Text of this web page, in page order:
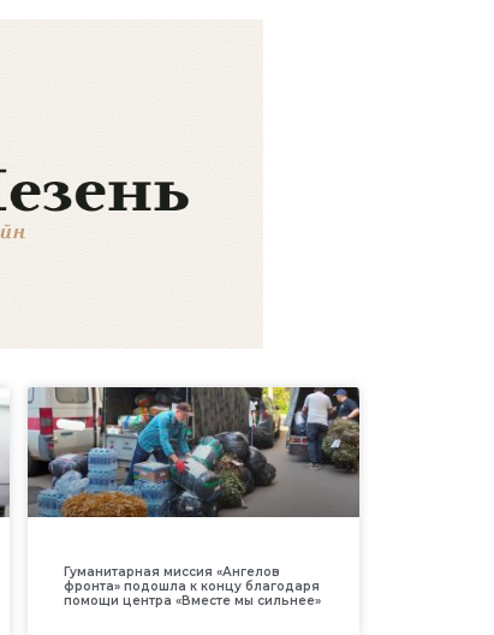
Гуманитарная миссия «Ангелов
фронта» подошла к концу благодаря
помощи центра «Вместе мы сильнее»